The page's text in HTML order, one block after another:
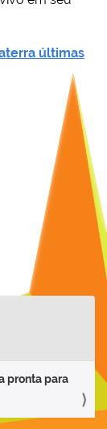
últimas
pronta para